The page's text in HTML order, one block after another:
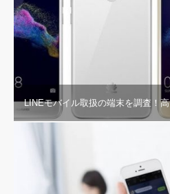
LINEモバイル取扱の端末を調査！